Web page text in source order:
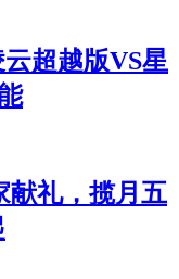
超越版VS星
献礼，揽月五